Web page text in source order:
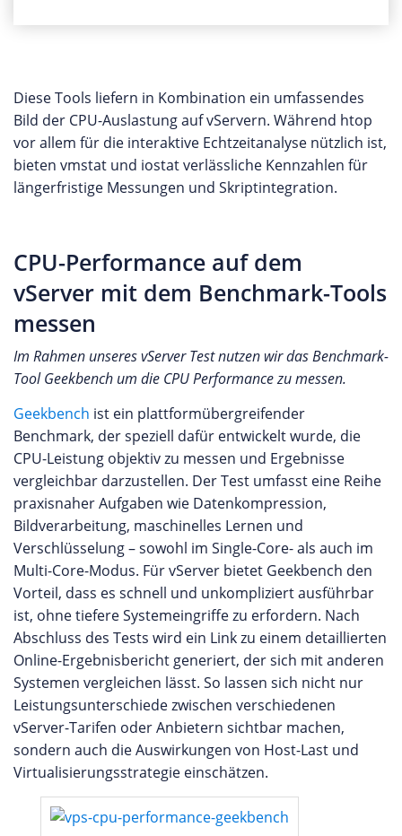
Diese Tools liefern in Kombination ein umfassendes
Bild der CPU-Auslastung auf vServern. Während htop
vor allem für die interaktive Echtzeitanalyse nützlich ist,
bieten vmstat und iostat verlässliche Kennzahlen für
längerfristige Messungen und Skriptintegration.
CPU-Performance auf dem
vServer mit dem Benchmark-Tools
messen
Im Rahmen unseres vServer Test nutzen wir das Benchmark-
Tool Geekbench um die CPU Performance zu messen.
Geekbench ist ein plattformübergreifender
Benchmark, der speziell dafür entwickelt wurde, die
CPU-Leistung objektiv zu messen und Ergebnisse
vergleichbar darzustellen. Der Test umfasst eine Reihe
praxisnaher Aufgaben wie Datenkompression,
Bildverarbeitung, maschinelles Lernen und
Verschlüsselung – sowohl im Single-Core- als auch im
Multi-Core-Modus. Für vServer bietet Geekbench den
Vorteil, dass es schnell und unkompliziert ausführbar
ist, ohne tiefere Systemeingriffe zu erfordern. Nach
Abschluss des Tests wird ein Link zu einem detaillierten
Online-Ergebnisbericht generiert, der sich mit anderen
Systemen vergleichen lässt. So lassen sich nicht nur
Leistungsunterschiede zwischen verschiedenen
vServer-Tarifen oder Anbietern sichtbar machen,
sondern auch die Auswirkungen von Host-Last und
Virtualisierungsstrategie einschätzen.